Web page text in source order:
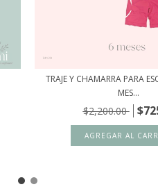
TRAJE Y CHAMARRA PARA
MES...
$2,200.00